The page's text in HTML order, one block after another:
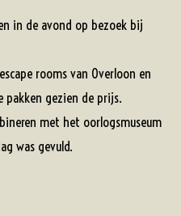
in de avond op bezoek bij
rooms van Overloon en
pakken gezien de prijs.
met het oorlogsmuseum
was gevuld.